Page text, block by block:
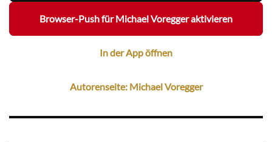
Browser-Push für Michael Voregger aktivieren
In der App öffnen
Autorenseite: Michael Voregger